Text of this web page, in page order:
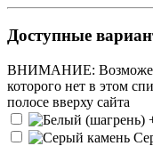
Доступные
ВНИМАНИЕ:
которого нет в этом
полосе вверху сайта